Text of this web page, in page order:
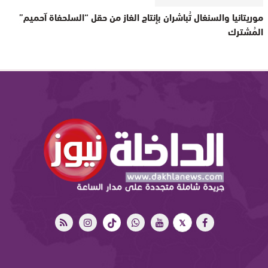
موريتانيا والسنغال تُباشران بإنتاج الغاز من حقل “السلحفاة آحميم”
المُشترك